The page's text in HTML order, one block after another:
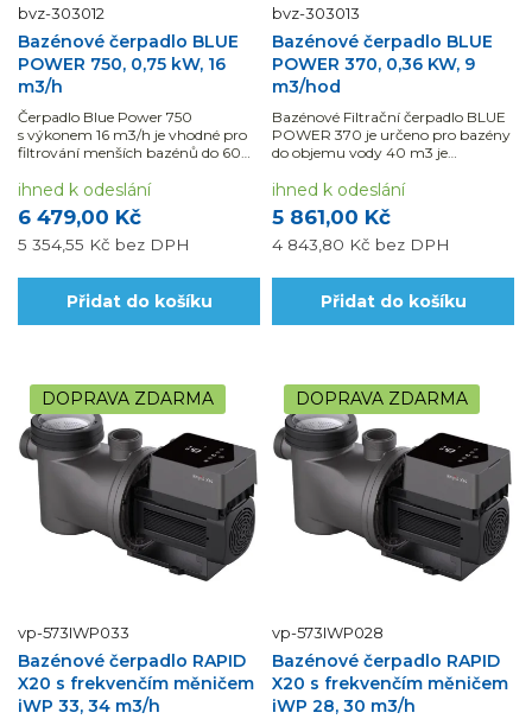
bvz-303012
Bazénové čerpadlo BLUE
POWER 750, 0,75 kW, 16
m3/h
Čerpadlo Blue Power 750
s výkonem 16 m3/h je vhodné pro
filtrování menších bazénů do 60
6 479,00 Kč
5 354,55 Kč bez DPH
ihned k odeslání
Přidat do košíku
bvz-303013
Bazénové čerpadlo BLUE
POWER 370, 0,36 KW, 9
m3/hod
Bazénové Filtrační čerpadlo BLUE
POWER 370 je určeno pro bazény
do objemu vody 40 m3 je
5 861,00 Kč
4 843,80 Kč bez DPH
ihned k odeslání
Přidat do košíku
DOPRAVA ZDARMA
vp-573IWP033
Bazénové čerpadlo RAPID
X20 s frekvenčím měničem
iWP 33, 34 m3/h
DOPRAVA ZDARMA
vp-573IWP028
Bazénové čerpadlo RAPID
X20 s frekvenčím měničem
iWP 28, 30 m3/h